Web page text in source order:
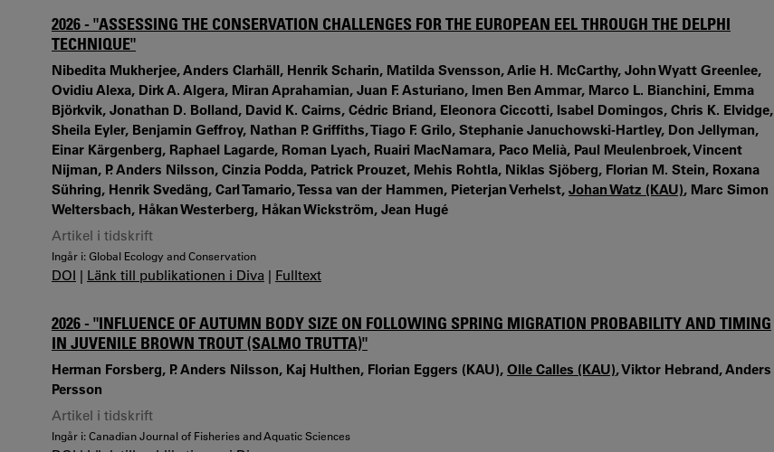
2026 - "ASSESSING THE CONSERVATION CHALLENGES FOR THE EUROPEAN EEL THROUGH THE DELPHI
TECHNIQUE"
Nibedita Mukherjee, Anders Clarhäll, Henrik Scharin, Matilda Svensson, Arlie H. McCarthy, John Wyatt Greenlee,
Ovidiu Alexa, Dirk A. Algera, Miran Aprahamian, Juan F. Asturiano, Imen Ben Ammar, Marco L. Bianchini, Emma
Björkvik, Jonathan D. Bolland, David K. Cairns, Cédric Briand, Eleonora Ciccotti, Isabel Domingos, Chris K. Elvidge,
Sheila Eyler, Benjamin Geffroy, Nathan P. Griffiths, Tiago F. Grilo, Stephanie Januchowski-Hartley, Don Jellyman,
Einar Kärgenberg, Raphael Lagarde, Roman Lyach, Ruairi MacNamara, Paco Melià, Paul Meulenbroek, Vincent
Nijman, P. Anders Nilsson, Cinzia Podda, Patrick Prouzet, Mehis Rohtla, Niklas Sjöberg, Florian M. Stein, Roxana
Sühring, Henrik Svedäng, Carl Tamario, Tessa van der Hammen, Pieterjan Verhelst, Johan Watz (KAU), Marc Simon
Weltersbach, Håkan Westerberg, Håkan Wickström, Jean Hugé
Artikel i tidskrift
Ingår i: Global Ecology and Conservation
DOI | Länk till publikationen i Diva | Fulltext
2026 - "INFLUENCE OF AUTUMN BODY SIZE ON FOLLOWING SPRING MIGRATION PROBABILITY AND TIMING
IN JUVENILE BROWN TROUT (SALMO TRUTTA)"
Herman Forsberg, P. Anders Nilsson, Kaj Hulthen, Florian Eggers (KAU), Olle Calles (KAU), Viktor Hebrand, Anders
Persson
Artikel i tidskrift
Ingår i: Canadian Journal of Fisheries and Aquatic Sciences